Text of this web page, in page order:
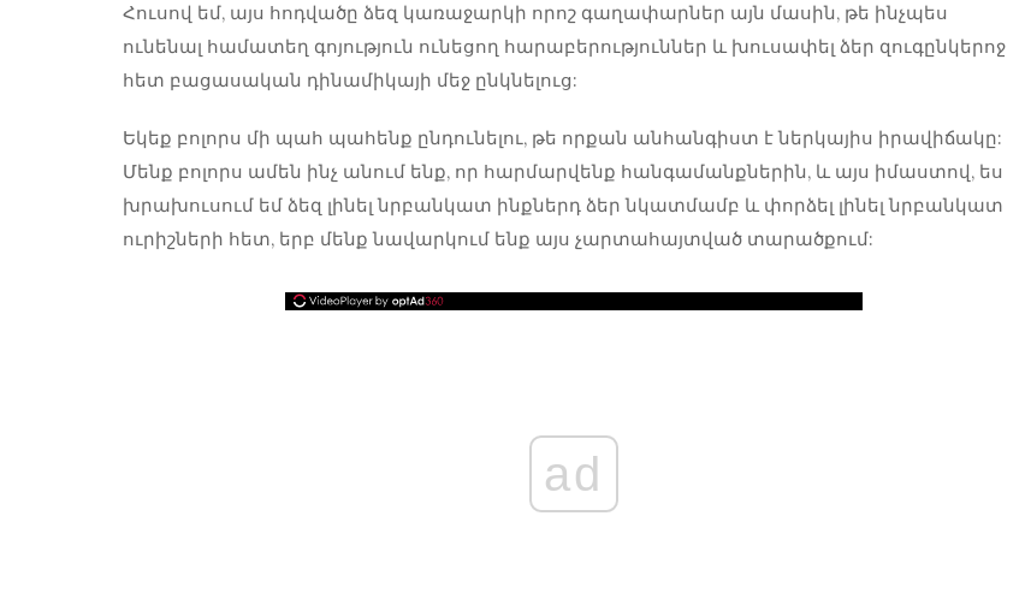
Հուսով եմ, այս հոդվածը ձեզ կառաջարկի որոշ գաղափարներ այն մասին, թե ինչպես
ունենալ համատեղ գոյություն ունեցող հարաբերություններ և խուսափել ձեր զուգընկերոջ
հետ բացասական դինամիկայի մեջ ընկնելուց:
Եկեք բոլորս մի պահ պահենք ընդունելու, թե որքան անհանգիստ է ներկայիս իրավիճակը:
Մենք բոլորս ամեն ինչ անում ենք, որ հարմարվենք հանգամանքներին, և այս իմաստով, ես
խրախուսում եմ ձեզ լինել նրբանկատ ինքներդ ձեր նկատմամբ և փորձել լինել նրբանկատ
ուրիշների հետ, երբ մենք նավարկում ենք այս չարտահայտված տարածքում:
ad